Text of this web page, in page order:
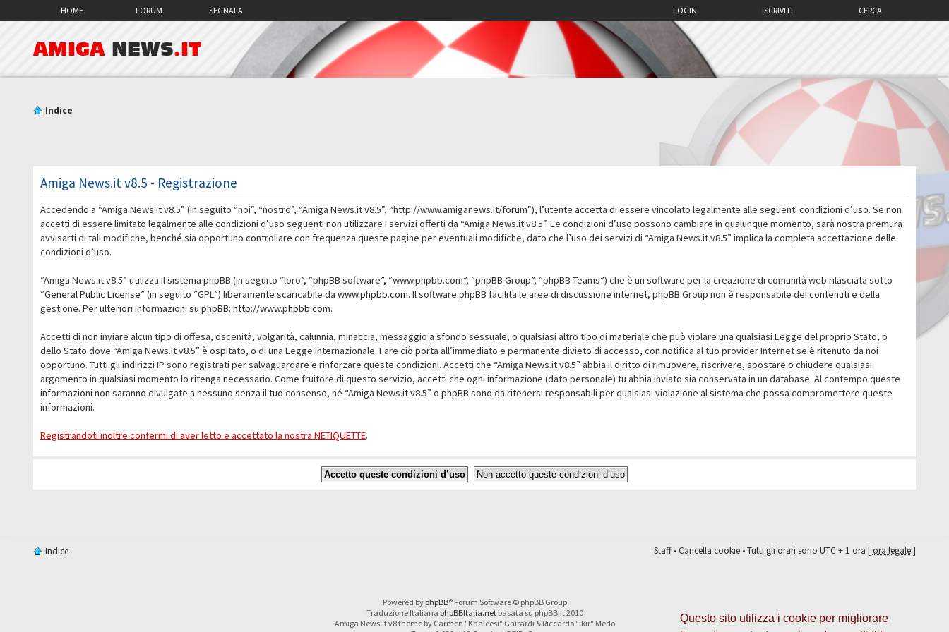
Questo sito utilizza i cookie per migliorare
HOME FORUM SEGNALA CERCA
ISCRIVITI
LOGIN
AMIGA NEWS.IT
Indice
Amiga News.it v8.5 - Registrazione
Accedendo a “Amiga News.it v8.5” (in seguito “noi”, “nostro”, “Amiga News.it v8.5”, “http://www.amiganews.it/forum”), l’utente accetta di essere vincolato legalmente alle seguenti condizioni d’uso. Se non
accetti di essere limitato legalmente alle condizioni d’uso seguenti non utilizzare i servizi offerti da “Amiga News.it v8.5”. Le condizioni d’uso possono cambiare in qualunque momento, sarà nostra premura
avvisarti di tali modifiche, benché sia opportuno controllare con frequenza queste pagine per eventuali modifiche, dato che l’uso dei servizi di “Amiga News.it v8.5” implica la completa accettazione delle
condizioni d’uso.
“Amiga News.it v8.5” utilizza il sistema phpBB (in seguito “loro”, “phpBB software”, “www.phpbb.com”, “phpBB Group”, “phpBB Teams”) che è un software per la creazione di comunità web rilasciata sotto
“General Public License” (in seguito “GPL”) liberamente scaricabile dawww.phpbb.com. Il software phpBB facilita le aree di discussione internet, phpBB Group non è responsabile dei contenuti e della
gestione. Per ulteriori informazioni su phpBB:http://www.phpbb.com.
Accetti di non inviare alcun tipo di offesa, oscenità, volgarità, calunnia, minaccia, messaggio a sfondo sessuale, o qualsiasi altro tipo di materiale che può violare una qualsiasi Legge del proprio Stato, o
dello Stato dove “Amiga News.it v8.5” è ospitato, o di una Legge internazionale. Fare ciò porta all’immediato e permanente divieto di accesso, con notifica al tuo provider Internet se è ritenuto da noi
opportuno. Tutti gli indirizzi IP sono registrati per salvaguardare e rinforzare queste condizioni. Accetti che “Amiga News.it v8.5” abbia il diritto di rimuovere, riscrivere, spostare o chiudere qualsiasi
argomento in qualsiasi momento lo ritenga necessario. Come fruitore di questo servizio, accetti che ogni informazione (dato personale) tu abbia inviato sia conservata in un database. Al contempo queste
informazioni non saranno divulgate a nessuno senza il tuo consenso, né “Amiga News.it v8.5” o phpBB sono da ritenersi responsabili per qualsiasi violazione al sistema che possa compromettere queste
informazioni.
Registrandoti inoltre confermi di aver letto e accettato la nostra NETIQUETTE.
Indice Staff•Cancella cookie• Tutti gli orari sono UTC + 1 ora [ora legale]
Powered by phpBB® Forum Software © phpBB Group
Traduzione Italiana phpBBItalia.netbasata su phpBB.it 2010
Amiga News.it v8 theme by Carmen "Khaleesi" Ghirardi & Riccardo "ikir" Merlo